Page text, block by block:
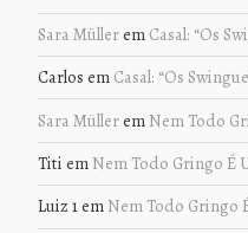
Sara Müllerem Casal: “Os
Carlos em Casal: “Os
Sara Müllerem Nem Todo
Titi em Nem Todo Gringo É
Luiz 1em Nem Todo Gringo